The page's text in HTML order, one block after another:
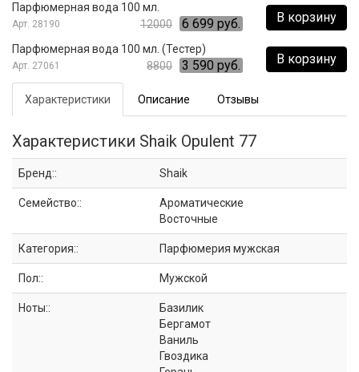
В корзину
Парфюмерная вода 100 мл.
28190 12000 6 699 руб.
В корзину
Парфюмерная вода 100 мл. (Тестер)
27061 8800 3 590 руб.
Характеристики Описание Отзывы
Характеристики Shaik Opulent 77
Бренд:: Shaik
Семейство::
Ароматические
Восточные
Категория:: Парфюмерия мужская
Пол:: Мужской
Ноты::
Базилик
Бергамот
Ваниль
Гвоздика